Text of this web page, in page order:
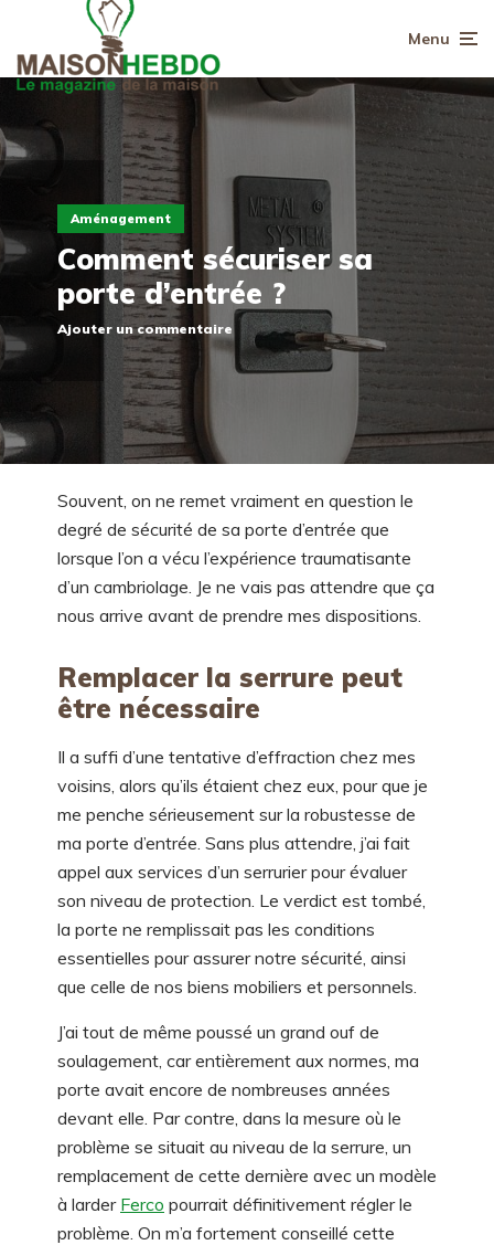
Menu
Aménagement
Comment sécuriser sa
porte d’entrée ?
Ajouter un commentaire
Souvent, on ne remet vraiment en question le
degré de sécurité de sa porte d’entrée que
lorsque l’on a vécu l’expérience traumatisante
d’un cambriolage. Je ne vais pas attendre que ça
nous arrive avant de prendre mes dispositions.
Remplacer la serrure peut
être nécessaire
Il a suffi d’une tentative d’effraction chez mes
voisins, alors qu’ils étaient chez eux, pour que je
me penche sérieusement sur la robustesse de
ma porte d’entrée. Sans plus attendre, j’ai fait
appel aux services d’un serrurier pour évaluer
son niveau de protection. Le verdict est tombé,
la porte ne remplissait pas les conditions
essentielles pour assurer notre sécurité, ainsi
que celle de nos biens mobiliers et personnels.
J’ai tout de même poussé un grand ouf de
soulagement, car entièrement aux normes, ma
porte avait encore de nombreuses années
devant elle. Par contre, dans la mesure où le
problème se situait au niveau de la serrure, un
remplacement de cette dernière avec un modèle
à larder Ferco pourrait définitivement régler le
problème. On m’a fortement conseillé cette